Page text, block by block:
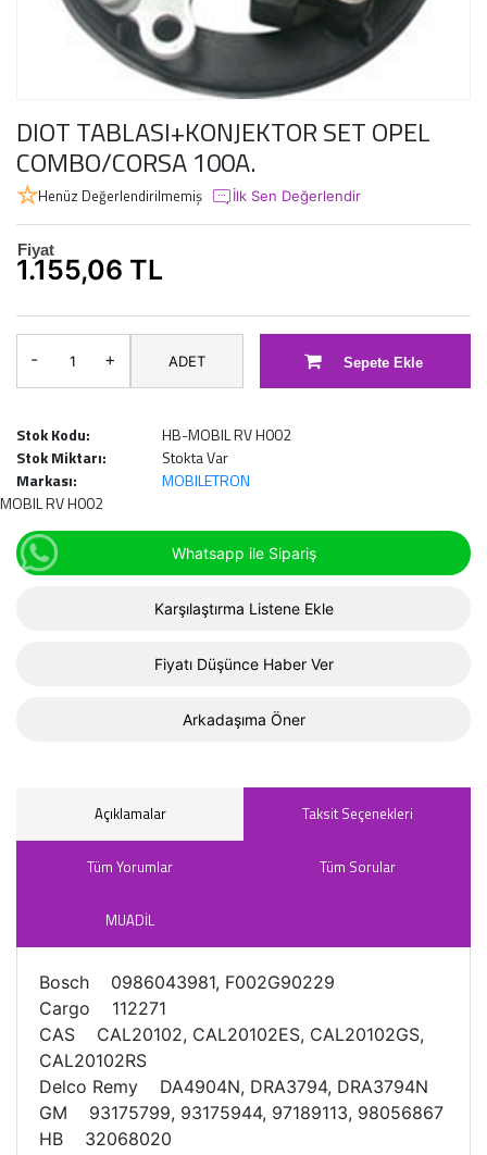
DIOT TABLASI+KONJEKTOR SET OPEL
COMBO/CORSA 100A.
Henüz Değerlendirilmemiş İlk Sen Değerlendir
Fiyat
1.155,06 TL
- + ADET Sepete Ekle
Stok Kodu:
HB-MOBIL RV H002
Stok Miktarı:
Stokta Var
Markası:
MOBILETRON
MOBIL RV H002
Whatsapp ile Sipariş
Karşılaştırma Listene Ekle
Fiyatı Düşünce Haber Ver
Arkadaşıma Öner
Açıklamalar Taksit Seçenekleri
Tüm Yorumlar Tüm Sorular
MUADİL
Bosch 0986043981, F002G90229
Cargo 112271
CAS CAL20102, CAL20102ES, CAL20102GS,
CAL20102RS
Delco Remy DA4904N, DRA3794, DRA3794N
GM 93175799, 93175944, 97189113, 98056867
HB 32068020